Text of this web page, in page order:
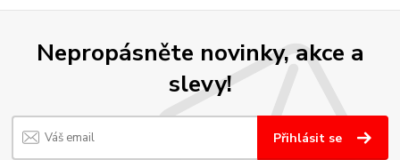
Nepropásněte novinky, akce a
slevy!
Přihlásit se